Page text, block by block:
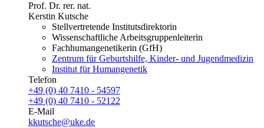
Prof. Dr. rer. nat.
Kerstin Kutsche
Stellvertretende Institutsdirektorin
Wissenschaftliche Arbeitsgruppenleiterin
Fachhumangenetikerin (GfH)
Zentrum für Geburtshilfe, Kinder- und Jugendmedizin
Institut für Humangenetik
Telefon
+49 (0) 40 7410 - 54597
+49 (0) 40 7410 - 52122
E-Mail
kkutsche@uke.de